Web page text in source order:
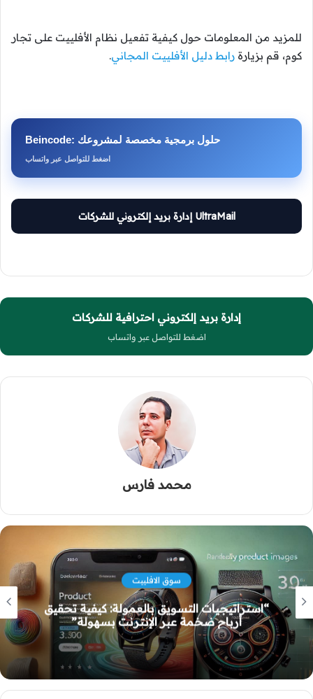
للمزيد من المعلومات حول كيفية تفعيل نظام الأفلييت على تجار
كوم، قم بزيارة رابط دليل الأفلييت المجاني.
Beincode: حلول برمجية مخصصة لمشروعك
اضغط للتواصل عبر واتساب
UltraMail إدارة بريد إلكتروني للشركات
إدارة بريد إلكتروني احترافية للشركات
اضغط للتواصل عبر واتساب
محمد فارس
ريادة الاعمال
أفضل منصات التسويق بالعمولة التي يمكنها
تعزيز مبيعاتك عبر مسوقين محترفين